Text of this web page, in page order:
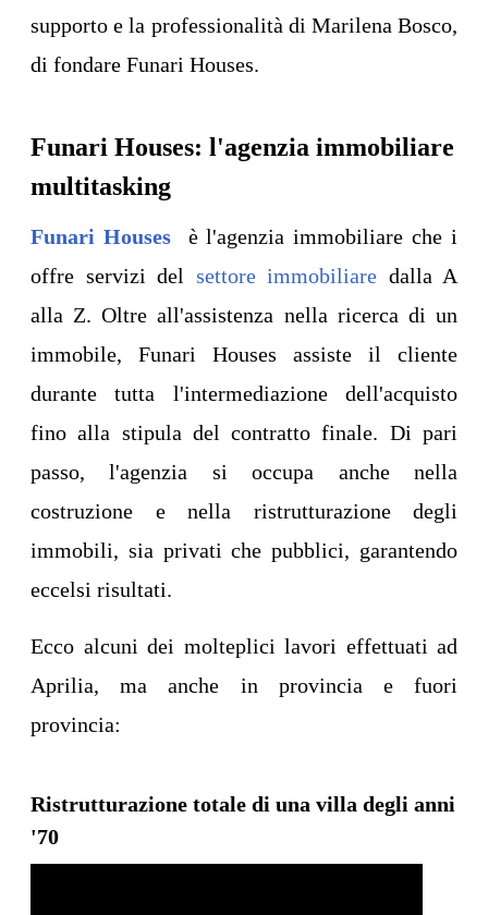
supporto e la professionalità di Marilena Bosco,
di fondare Funari Houses.
Funari Houses: l'agenzia immobiliare
multitasking
Funari Housesè l'agenzia immobiliare che i
offre servizi del settore immobiliare dalla A
alla Z. Oltre all'assistenza nella ricerca di un
immobile, Funari Houses assiste il cliente
durante tutta l'intermediazione dell'acquisto
fino alla stipula del contratto finale. Di pari
passo, l'agenzia si occupa anche nella
costruzione e nella ristrutturazione degli
immobili, sia privati che pubblici, garantendo
eccelsi risultati.
Ecco alcuni dei molteplici lavori effettuati ad
Aprilia, ma anche in provincia e fuori
provincia:
Ristrutturazione totale di una villa degli anni
'70